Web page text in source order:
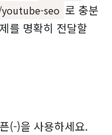
seo 로 충분
를 명확히 전달할
(-)을 사용하세요.